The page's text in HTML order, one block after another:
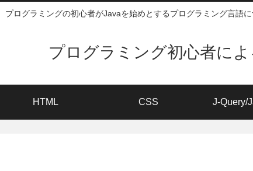
プログラミングの初心者がJavaを始めとするプログラミング言語
プログラミング初心者に
HTML CSS J-Query/